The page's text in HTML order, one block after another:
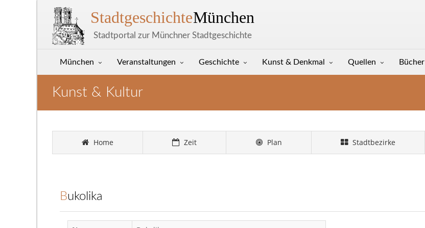
StadtgeschichteMünchen
Stadtportal zur Münchner Stadtgeschichte
München Veranstaltungen Geschichte Kunst & Denkmal Quellen Bücher
Kunst & Kultur
Home Zeit Plan Stadtbezirke
Bukolika